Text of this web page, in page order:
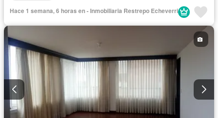
Hace 1 semana, 6 horas en - Inmobiliaria Restrepo Echeverri